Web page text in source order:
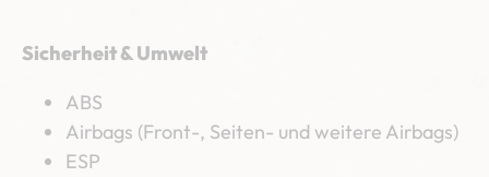
Sicherheit & Umwelt
ABS
Airbags (Front-, Seiten- und weitere Airbags)
ESP